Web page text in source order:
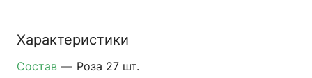
Характеристики
Состав — Роза 27 шт.